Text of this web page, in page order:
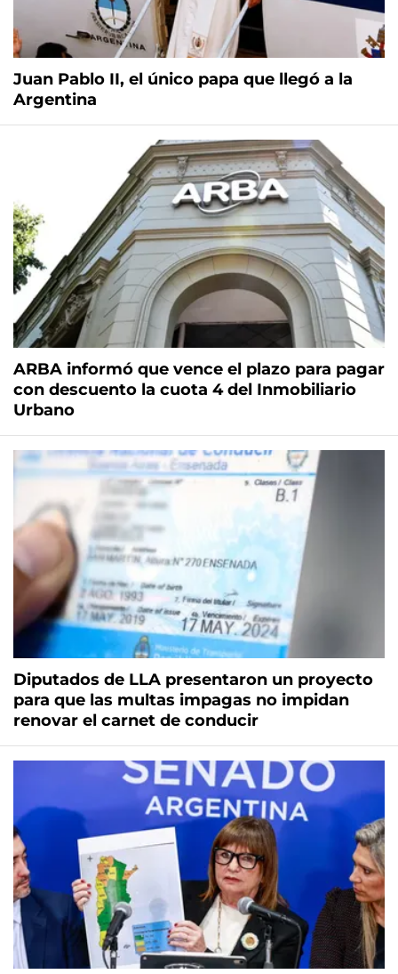
Juan Pablo II, el único papa que llegó a la
Argentina
ARBA informó que vence el plazo para pagar
con descuento la cuota 4 del Inmobiliario
Urbano
Diputados de LLA presentaron un proyecto
para que las multas impagas no impidan
renovar el carnet de conducir